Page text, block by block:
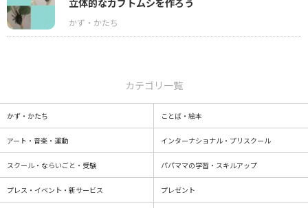
カテゴリ一覧
かず・かたち ことば・絵本
アート・音楽・運動 インターナショナル・プリスクール
スクール・ならいごと・受験 パパママの学習・スキルアップ
プレス・イベント・新サービス プレゼント